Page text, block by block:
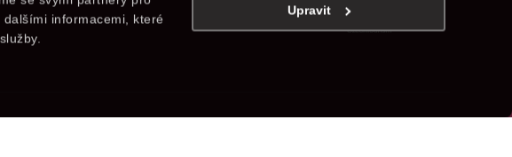
informacemi, které
Upravit